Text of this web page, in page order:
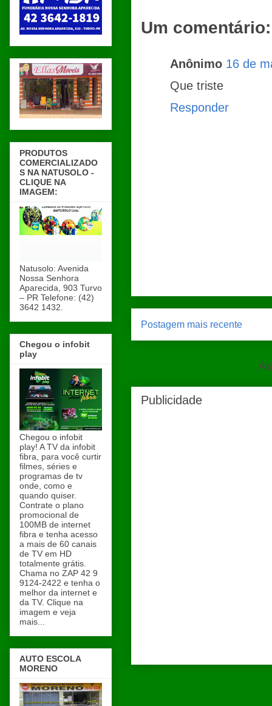
Um comentário:
Anônimo 16 de
Que triste
Responder
Postagem mais recente
Publicidade
PRODUTOS
COMERCIALIZADO
S NA NATUSOLO -
CLIQUE NA
IMAGEM:
Natusolo: Avenida
Nossa Senhora
Aparecida, 903 Turvo
– PR Telefone: (42)
3642 1432.
Chegou o infobit
play
Chegou o infobit
play! A TV da infobit
fibra, para você curtir
filmes, séries e
programas de tv
onde, como e
quando quiser.
Contrate o plano
promocional de
100MB de internet
fibra e tenha acesso
a mais de 60 canais
de TV em HD
totalmente grátis.
Chama no ZAP 42 9
9124-2422 e tenha o
melhor da internet e
da TV. Clique na
imagem e veja
mais...
AUTO ESCOLA
MORENO